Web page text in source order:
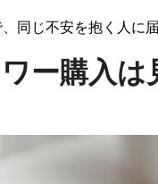
同じ不安を抱く人に
ー購入